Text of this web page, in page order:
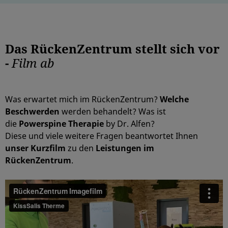
Das RückenZentrum stellt sich vor
-Film ab
Was erwartet mich im RückenZentrum? Welche
Beschwerden werden behandelt? Was ist
die Powerspine Therapie by Dr. Alfen?
Diese und viele weitere Fragen beantwortet Ihnen
unser Kurzfilm zu den Leistungen im
RückenZentrum.